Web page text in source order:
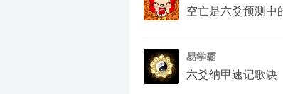
空亡是六爻预测中
易学霸
六爻纳甲速记歌诀